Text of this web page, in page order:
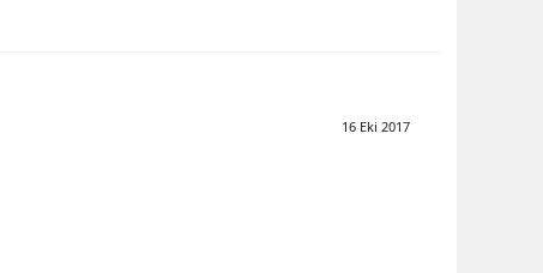
16 Eki 2017